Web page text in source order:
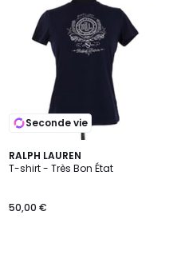
Seconde vie
RALPH LAUREN
T-shirt - Très Bon État
50,00 €